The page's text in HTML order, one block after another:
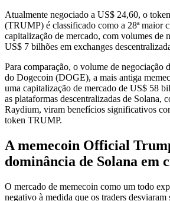
Atualmente negociado a US$ 24,60, o
(TRUMP) é classificado como a 28ª maior
capitalização de mercado, com volumes de
US$ 7 bilhões em exchanges
Para comparação, o volume de negociação
do Dogecoin (DOGE), a mais antiga
uma capitalização de mercado de US$ 58
as plataformas descentralizadas de Solana,
Raydium, viram benefícios significativos
token TRUMP.
A memecoin Official
dominância de Solana em
O mercado de memecoin como um todo
negativo à medida que os traders